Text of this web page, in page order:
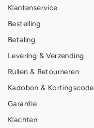
Klantenservice
Bestelling
Betaling
Levering & Verzending
Ruilen & Retourneren
Kadobon & Kortingscode
Garantie
Klachten